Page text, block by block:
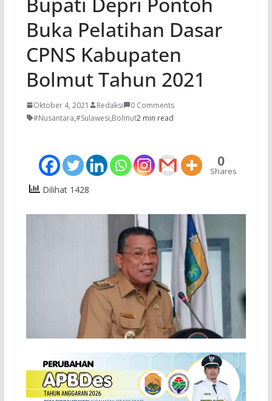
Buka Pelatihan Dasar
CPNS Kabupaten
Bolmut Tahun 2021
Oktober 4, 2021 Redaksi
0 Comments
#Nusantara,#Sulawesi,Bolmut2 min read
0
Shares
Dilihat 1428